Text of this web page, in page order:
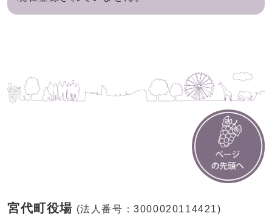
宮代町役場 (法人番号：3000020114421)